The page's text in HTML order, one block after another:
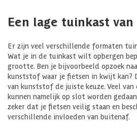
Een lage tuinkast
Er zijn veel verschillende formaten
Wat je in de tuinkast wilt opbergen
grootte. Ben je bijvoorbeeld opzoek
kunststof waar je fietsen in kwijt kan?
van kunststof de juiste keuze. Veel
kunnen namelijk op slot worden
zeker dat je fietsen veilig staan en
verschillende invloeden van buitenaf.